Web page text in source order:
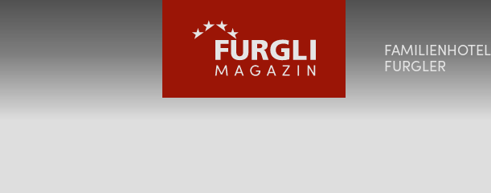
FAMILIENHOTEL
FURGLER
FAMILIENHOTEL
FURGLER